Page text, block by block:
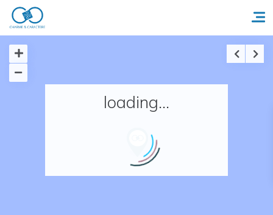
Accueil
Nos adresses en France
loading...